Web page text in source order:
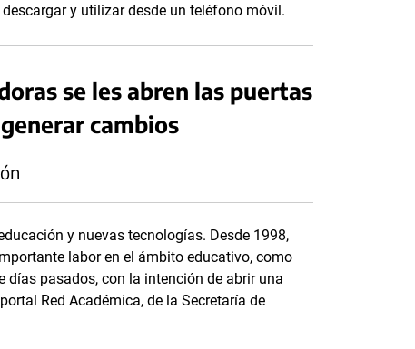
y utilizar desde un teléfono móvil.
se les abren las puertas
cambios
y nuevas tecnologías. Desde 1998,
labor en el ámbito educativo, como
días pasados, con la intención de abrir una
Red Académica, de la Secretaría de